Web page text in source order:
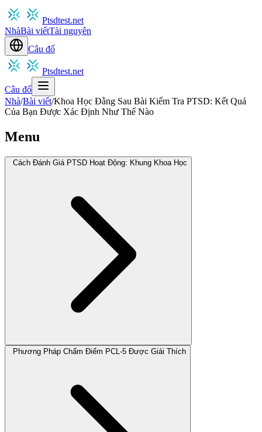
Ptsdtest.net
NhàBài viếtTài nguyên
Câu đố
Ptsdtest.net
Câu đố
Nhà/Bài viết/Khoa Học Đằng Sau Bài Kiểm Tra PTSD: Kết Quả
Của Bạn Được Xác Định Như Thế Nào
Menu
Cách Đánh Giá PTSD Hoạt Động: Khung Khoa Học
Phương Pháp Chấm Điểm PCL-5 Được Giải Thích